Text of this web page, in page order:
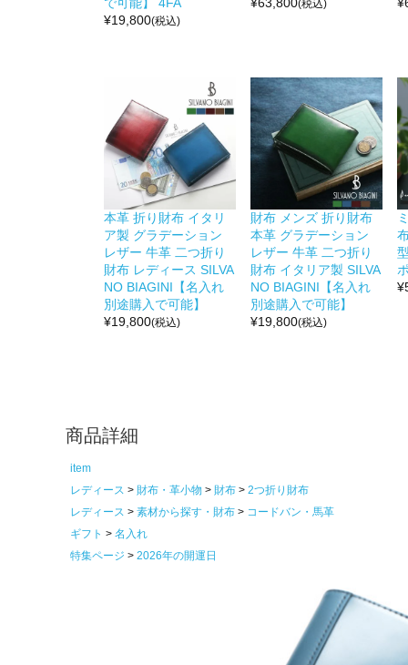
¥19,800(税込)
(税込)
本革 折り財布 イタリ
ア製 グラデーション
レザー 牛革 二つ折り
財布 レディース SILVA
NO BIAGINI【名入れ
別途購入で可能】
¥19,800(税込)
財布 メンズ 折り財布
本革 グラデーション
レザー 牛革 二つ折り
財布 イタリア製 SILVA
NO BIAGINI【名入れ
別途購入で可能】
¥19,800(税込)
¥
商品詳細
item
レディース
財布・革小物 財布
2つ折り財布
レディース
素材から探す・財布
コードバン・馬革
ギフト
名入れ
特集ページ
2026年の開運日